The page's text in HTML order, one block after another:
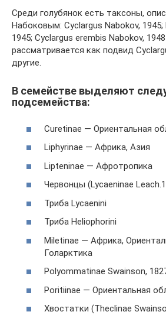
Среди голубянок есть таксоны,
Набоковым: Cyclargus Nabokov, 1945;
1945; Cyclargus erembis Nabokov,
рассматривается как подвид
другие.
В семействе выделяют
подсемейства:
Curetinae — Ориентальная
Liphyrinae — Африка, Азия
Lipteninae — Афротропика
Червонцы (Lycaeninae
Триба Lycaenini
Триба Heliophorini
Miletinae — Африка,
Голарктика
Polyommatinae Swainson,
Poritiinae — Ориентальная
Хвостатки (Theclinae